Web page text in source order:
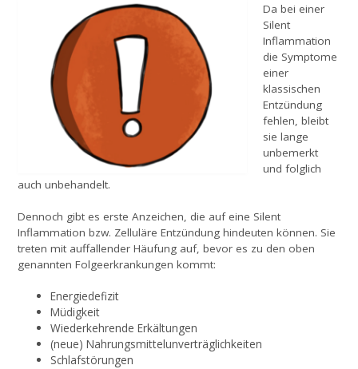
Da bei einer
Silent
Inflammation
die Symptome
einer
klassischen
Entzündung
fehlen, bleibt
sie lange
unbemerkt
und folglich
auch unbehandelt.
Dennoch gibt es erste Anzeichen, die auf eine Silent
Inflammation bzw. Zelluläre Entzündung hindeuten können. Sie
treten mit auffallender Häufung auf, bevor es zu den oben
genannten Folgeerkrankungen kommt:
Energiedefizit
Müdigkeit
Wiederkehrende Erkältungen
(neue) Nahrungsmittelunverträglichkeiten
Schlafstörungen